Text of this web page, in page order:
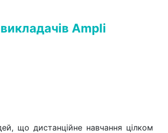
Ampli
що дистанційне навчання цілком